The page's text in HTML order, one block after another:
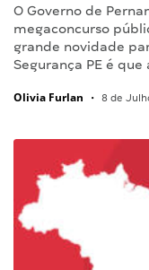
O Governo de
megaconcurso
grande novidade
Segurança PE é
Olivia Furlan • 8 de